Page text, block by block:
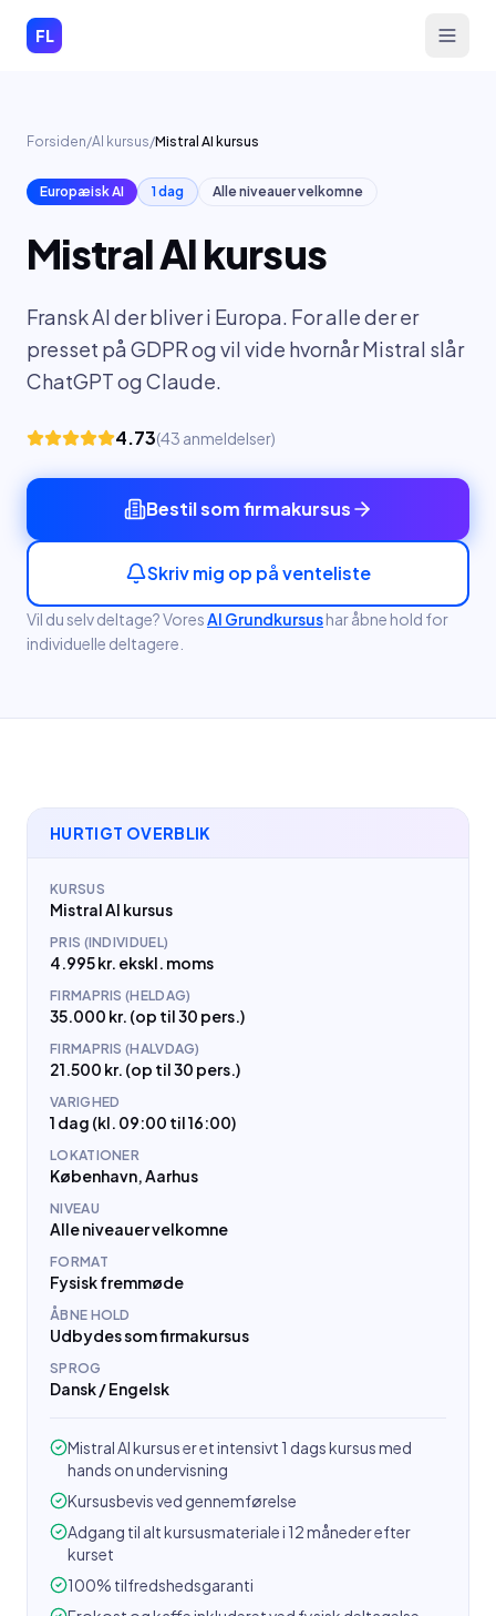
Spring til indhold
FL
Forsiden/AI kursus/Mistral AI kursus
Europæisk AI 1 dag Alle niveauer velkomne
Mistral AI kursus
Fransk AI der bliver i Europa. For alle der er
presset på GDPR og vil vide hvornår Mistral slår
ChatGPT og Claude.
4.73(43 anmeldelser)
Bestil som firmakursus
Skriv mig op på venteliste
Vil du selv deltage? VoresAI Grundkursushar åbne hold for
individuelle deltagere.
HURTIGT OVERBLIK
KURSUS
Mistral AI kursus
PRIS (INDIVIDUEL)
4.995 kr. ekskl. moms
FIRMAPRIS (HELDAG)
35.000 kr. (op til 30 pers.)
FIRMAPRIS (HALVDAG)
21.500 kr. (op til 30 pers.)
VARIGHED
1 dag (kl. 09:00 til 16:00)
LOKATIONER
København, Aarhus
NIVEAU
Alle niveauer velkomne
FORMAT
Fysisk fremmøde
ÅBNE HOLD
Udbydes som firmakursus
SPROG
Dansk / Engelsk
Mistral AI kursus er et intensivt 1 dags kursus med
hands on undervisning
Kursusbevis ved gennemførelse
Adgang til alt kursusmateriale i 12 måneder efter
kurset
100% tilfredshedsgaranti